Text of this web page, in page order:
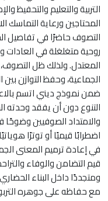
التربية والتعليم والتحفيظ
المحتاجين ورعاية التماسك
التصوف حاضرًا في تفاصيل
روحية متغلغلة في العادات
المعتدل. ولذلك ظل التصوف،
الجماعية، وحفظ التوازن
ضمن نموذج ديني اتسم
التنوع دون أن يفقد وحدته
والامتداد الصوفيين
اضطرابًا قيميًا أو توترًا
في إعادة ترميم المعنى
قيم التضامن والوفاء
ومتجددًا داخل البناء
مع حفاظه على جوهره